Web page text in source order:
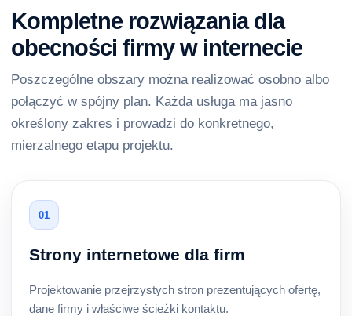
Kompletne rozwiązania dla
obecności firmy w internecie
Poszczególne obszary można realizować osobno albo
połączyć w spójny plan. Każda usługa ma jasno
określony zakres i prowadzi do konkretnego,
mierzalnego etapu projektu.
01
Strony internetowe dla firm
Projektowanie przejrzystych stron prezentujących ofertę,
dane firmy i właściwe ścieżki kontaktu.